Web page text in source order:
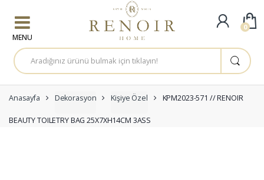
A
r
a
a
:
Anasayfa Dekorasyon Kişiye Özel KPM2023-571 // RENOIR
BEAUTY TOILETRY BAG 25X7XH14CM 3ASS
0